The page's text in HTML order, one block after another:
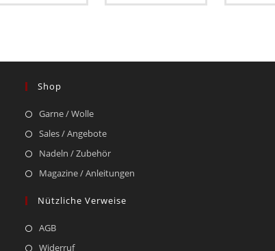
Shop
Garne / Wolle
Sales / Angebote
Nadeln / Zubehör
Magazine / Anleitungen
Nützliche Verweise
AGB
Widerruf